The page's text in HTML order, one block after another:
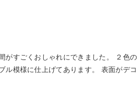
がすごくおしゃれにできました。 ２色の
ル模様に仕上げてあります。 表面がデコ